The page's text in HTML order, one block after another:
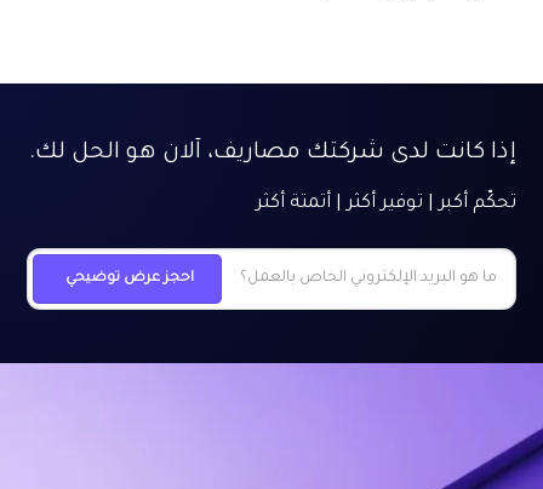
إذا كانت لدى شركتك مصاريف، آلان هو الحل لك.
تحكّم أكبر | توفير أكثر | أتمتة أكثر